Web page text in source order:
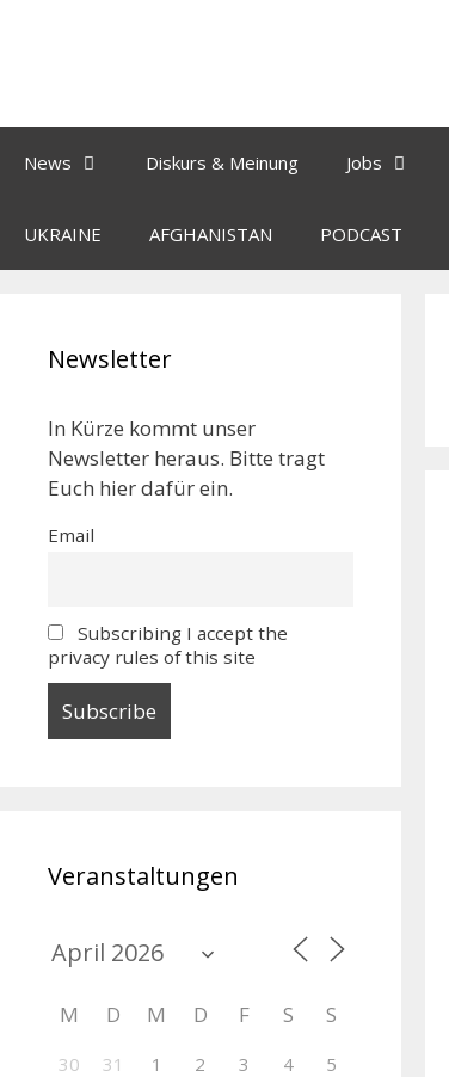
News Diskurs & Meinung Jobs
UKRAINE AFGHANISTAN PODCAST
Newsletter
In Kürze kommt unser
Newsletter heraus. Bitte tragt
Euch hier dafür ein.
Email
Subscribing I accept the
privacy rules of this site
Veranstaltungen
M D M D F S S
30 31 1 2 3 4
5